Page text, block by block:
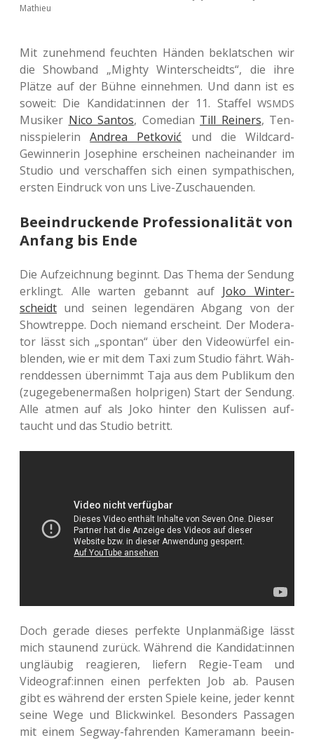
Mathieu
Mit zuneh­mend feuch­ten Händen beklat­schen wir
die Show­band „Mighty Win­ter­scheidts“, die ihre
Plätze auf der Bühne ein­neh­men. Und dann ist es
soweit: Die Kandidat:innen der 11. Staf­fel WSMDS
Musi­ker Nico Santos, Come­di­an Till Rei­ners, Ten­
nis­spie­le­rinAndrea Pet­ko­vić und die Wild­card-
Gewin­ne­rin Jose­phi­ne erschei­nen nach­ein­an­der im
Studio und ver­schaf­fen sich einen sym­pa­thi­schen,
ersten Ein­druck von uns Live-Zuschauenden.
Beeindruckende Professionalität von
Anfang bis Ende
Die Auf­zeich­nung beginnt. Das Thema der Sen­dung
erklingt. Alle warten gebannt auf Joko Win­ter­
scheidt und seinen legen­dä­ren Abgang von der
Show­trep­pe. Doch nie­mand erscheint. Der Mode­ra­
tor lässt sich „spon­tan“ über den Video­wür­fel ein­
blen­den, wie er mit dem Taxi zum Studio fährt. Wäh­
rend­des­sen über­nimmt Taja aus dem Publi­kum den
(zuge­ge­be­ner­ma­ßen holp­ri­gen) Start der Sen­dung.
Alle atmen auf als Joko hinter den Kulis­sen auf­
taucht und das Studio betritt.
Doch gerade dieses per­fek­te Unplan­mä­ßi­ge lässt
mich stau­nend zurück. Wäh­rend die Kandidat:innen
ungläu­big reagie­ren, lie­fern Regie-Team und
Videograf:innen einen per­fek­ten Job ab. Pausen
gibt es wäh­rend der ersten Spiele keine, jeder kennt
seine Wege und Blick­win­kel. Beson­ders Pas­sa­gen
mit einem Segway-fah­ren­den Kame­ra­mann beein­